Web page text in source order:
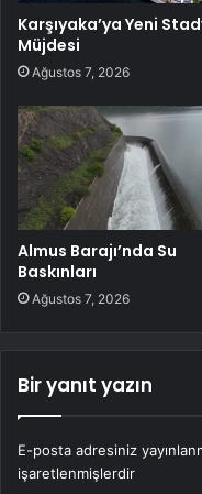
Karşıyaka’ya Yeni
Müjdesi
Ağustos 7, 2026
Almus Barajı’nda Su
Baskınları
Ağustos 7, 2026
Bir yanıt yazın
E-posta adresiniz
işaretlenmişlerdir